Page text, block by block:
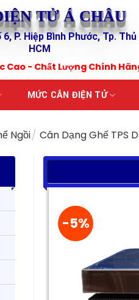
TỬ Á CHÂU
P. Hiệp Bình Phước, Tp.
HCM
Cao - Chất Lượng Chính
MỨC CÂN ĐIỆN TỬ
Ngồi/ Cân Dạng Ghế TPS
-5%